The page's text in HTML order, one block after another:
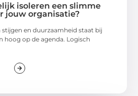
isoleren een slimme
jouw organisatie?
stijgen en duurzaamheid staat bij
hoog op de agenda. Logisch